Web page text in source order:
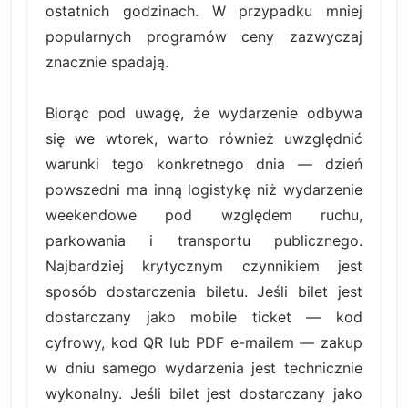
ostatnich godzinach. W przypadku mniej
popularnych programów ceny zazwyczaj
znacznie spadają.
Biorąc pod uwagę, że wydarzenie odbywa
się we wtorek, warto również uwzględnić
warunki tego konkretnego dnia — dzień
powszedni ma inną logistykę niż wydarzenie
weekendowe pod względem ruchu,
parkowania i transportu publicznego.
Najbardziej krytycznym czynnikiem jest
sposób dostarczenia biletu. Jeśli bilet jest
dostarczany jako mobile ticket — kod
cyfrowy, kod QR lub PDF e-mailem — zakup
w dniu samego wydarzenia jest technicznie
wykonalny. Jeśli bilet jest dostarczany jako